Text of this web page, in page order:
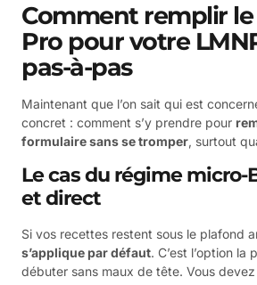
Comment remplir le
Pro pour votre
pas-à-pas
Maintenant que l’on sait qui est
concret : comment s’y prendre pour
formulaire sans se tromper, surtout
Le cas du régime micro-
et direct
Si vos recettes restent sous le plafond
s’applique par défaut. C’est l’option la
débuter sans maux de tête. Vous